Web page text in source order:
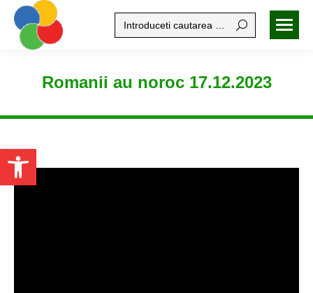
Open toolbar
Search:
Romanii au noroc 17.12.2023